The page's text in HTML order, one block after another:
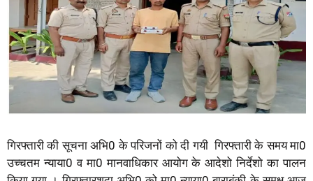
गिरफ्तारी की सूचना अभि0 के परिजनों को दी गयी गिरफ्तारी के समय मा0
उच्चतम न्याया0 व मा0 मानवाधिकार आयोग के आदेशो निर्देशो का पालन